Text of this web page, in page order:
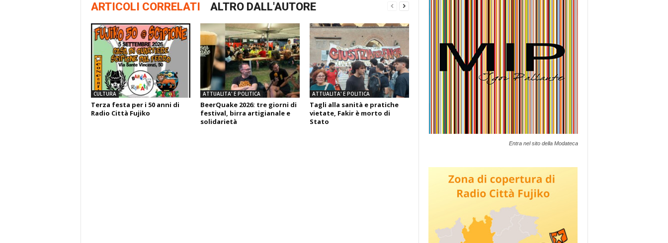
ARTICOLI CORRELATI ALTRO DALL'AUTORE
CULTURA
Terza festa per i 50 anni di
Radio Città Fujiko
ATTUALITA' E POLITICA
BeerQuake 2026: tre giorni di
festival, birra artigianale e
solidarietà
ATTUALITA' E POLITICA
Tagli alla sanità e pratiche
vietate, Fakir è morto di
Stato
Entra nel sito della Modateca